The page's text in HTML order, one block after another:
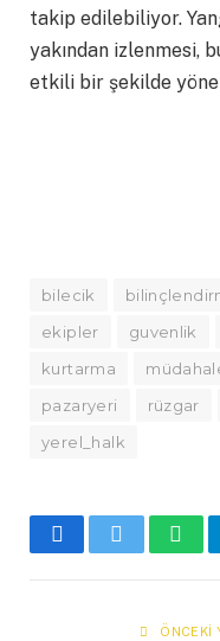
takip edilebiliyor.
yakından izlenmesi,
etkili bir şekilde
bilecik
ekipler
guvenlik
kurtarma
pazaryeri
rüzgar
yerel_halk
FacebookTwitter
ÖNCEKI